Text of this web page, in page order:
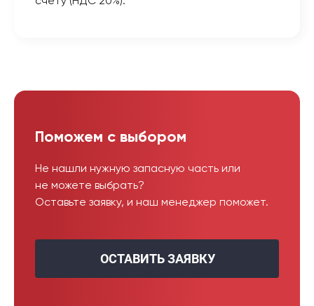
Поможем с выбором
Не нашли нужную запасную часть или
не можете выбрать?
Оставьте заявку, и наш менеджер поможет.
ОСТАВИТЬ ЗАЯВКУ